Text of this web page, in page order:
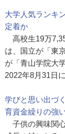
大学人気ランキ
定着か
高校生19万
は、国立が「東
が「青山学院大
2022年8月31日
学びと思い出づ
育資金繰りの強
子供の興味関